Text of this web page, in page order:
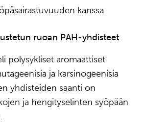
kanssa.
ruoan PAH-yhdisteet
polysykliset aromaattiset
ja karsinogeenisia
yhdisteiden saanti on
ja hengityselinten syöpään